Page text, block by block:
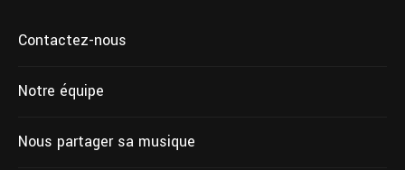
Contactez-nous
Notre équipe
Nous partager sa musique